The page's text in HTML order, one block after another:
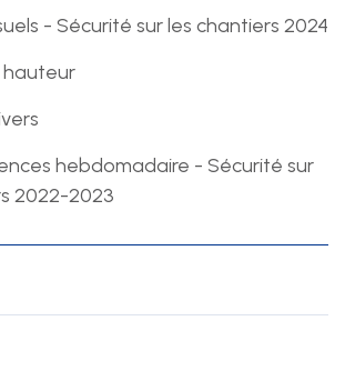
- Sécurité sur les chantiers 2024
hauteur
hebdomadaire - Sécurité sur
2022-2023